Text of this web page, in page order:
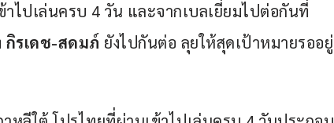
าไปเล่นครบ 4 วัน และจากเบลเยี่ยมไปต่อกันที่
กิรเดช-สดมภ์ ยังไปกันต่อ ลุยให้สุดเป้าหมายรออยู่